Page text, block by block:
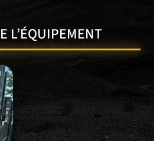
L’ÉQUIPEMENT